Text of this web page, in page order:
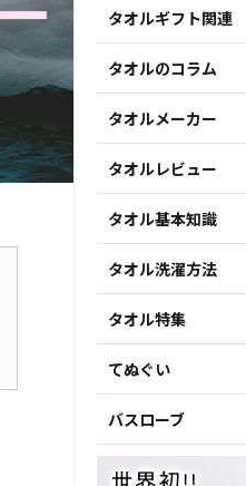
タオルギフト関連
タオルのコラム
タオルメーカー
タオルレビュー
タオル基本知識
タオル洗濯方法
タオル特集
てぬぐい
バスローブ